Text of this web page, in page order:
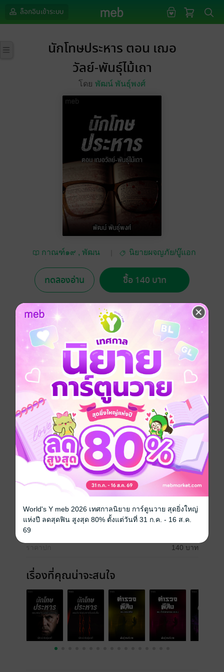
ล็อกอินเข้าระบบ
นักโทษประหาร ตอน เฌอ
วัลย์-พันธุ์ไม้เถา
โดย พัฒน์ พันธุ์พงศ์
กาณฑ์๑๙ , พัฒน
พันธุ์ พงศ์นาค , ภัต
พันธุ์พงศ์ , พัฒน์ พันธุ์
นิยายผจญภัย/บู๊แอก
ทดลองอ่าน ซื้อ 140 บาท
No Rating
ซื้อเป็นของขวัญ ติดตาม แชร์
ีชีวิตของมนุษย์อีกคนหนึ่งที่เดินทางมาถึงจุดจบของชีวิต
ด้วยการต้องเป็นนักโทษประหาร
แม้ว่าจะรู้ตอนจบตั้งแต่เห็นชื่อเรื่อง
แต่ก็ยังน่าติดตามว่า เหตุใดจึงเป็นเช่นนั้น
และไม่สามารถหลีกเลี่ยงได้หรือ
แอกชัน
วันที่วางขาย 16 มิถุนายน 2565
ความยาว
140 บาท
เรื่องที่คุณน่าจะสนใจ
World's Y meb 2026 เทศกาลนิยาย การ์ตูนวาย สุดยิ่งใหญ่
แห่งปี ลดสุดฟิน สูงสุด 80% ตั้งแต่วันที่ 31 ก.ค. - 16 ส.ค.
69